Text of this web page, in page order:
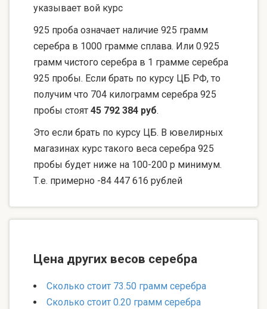
указывает вой курс
925 проба означает наличие 925 грамм
серебра в 1000 грамме сплава. Или 0.925
грамм чистого серебра в 1 грамме серебра
925 пробы. Если брать по курсу ЦБ РФ, то
получим что 704 килограмм серебра 925
пробы стоят 45 792 384 руб.
Это если брать по курсу ЦБ. В ювелирных
магазинах курс такого веса серебра 925
пробы будет ниже на 100-200 р минимум.
Т.е. примерно -84 447 616 рублей
Цена других весов серебра
Сколько стоит 73.50 грамм серебра
Сколько стоит 0.20 грамм серебра